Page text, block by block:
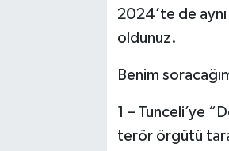
2024’te de
oldunuz.
Benim
1 – Tunceli’ye
terör örgütü